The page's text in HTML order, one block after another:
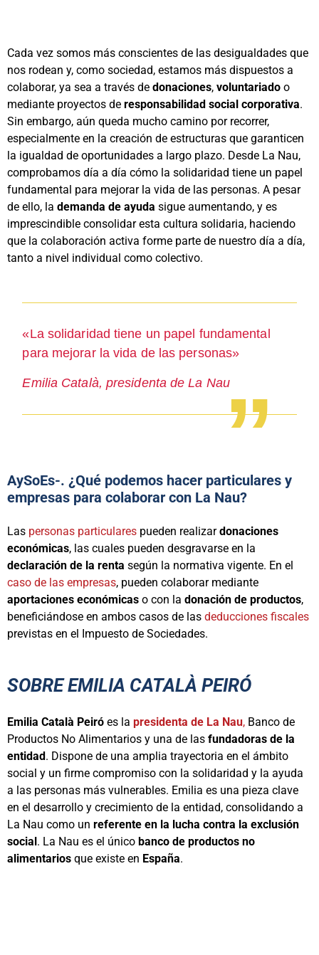
Cada vez somos más conscientes de las desigualdades que
nos rodean y, como sociedad, estamos más dispuestos a
colaborar, ya sea a través de donaciones, voluntariado o
mediante proyectos de responsabilidad social corporativa.
Sin embargo, aún queda mucho camino por recorrer,
especialmente en la creación de estructuras que garanticen
la igualdad de oportunidades a largo plazo. Desde La Nau,
comprobamos día a día cómo la solidaridad tiene un papel
fundamental para mejorar la vida de las personas. A pesar
de ello, la demanda de ayuda sigue aumentando, y es
imprescindible consolidar esta cultura solidaria, haciendo
que la colaboración activa forme parte de nuestro día a día,
tanto a nivel individual como colectivo.
«La solidaridad tiene un papel fundamental
para mejorar la vida de las personas»
Emilia Català, presidenta de La Nau
AySoEs-. ¿Qué podemos hacer particulares y
empresas para colaborar con La Nau?
Las personas particulares pueden realizardonaciones
económicas, las cuales pueden desgravarse en la
declaración de la renta según la normativa vigente. En el
caso de las empresas, pueden colaborar mediante
aportaciones económicas o con la donación de productos,
beneficiándose en ambos casos de las deducciones fiscales
previstas en el Impuesto de Sociedades.
SOBRE EMILIA CATALÀ PEIRÓ
Emilia Català Peiró es la presidenta de La Nau, Banco de
Productos No Alimentarios y una de las fundadoras de la
entidad. Dispone de una amplia trayectoria en el ámbito
social y un firme compromiso con la solidaridad y la ayuda
a las personas más vulnerables. Emilia es una pieza clave
en el desarrollo y crecimiento de la entidad, consolidando a
La Nau como un referente en la lucha contra la exclusión
social. La Nau es el único banco de productos no
alimentarios que existe en España.